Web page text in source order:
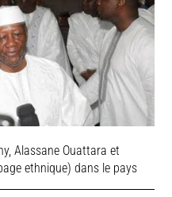
Alassane Ouattara et
ethnique) dans le pays